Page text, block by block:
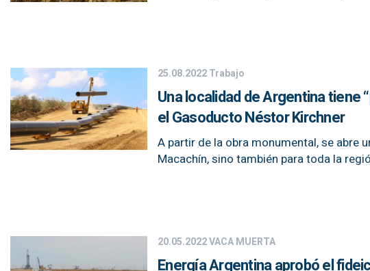
25.08.2022Trabajo
Una localidad de Argentina tiene
el Gasoducto Néstor Kirchner
A partir de la obra monumental, se abre
Macachín, sino también para toda la
20.05.2022VACA MUERTA
Energía Argentina aprobó el